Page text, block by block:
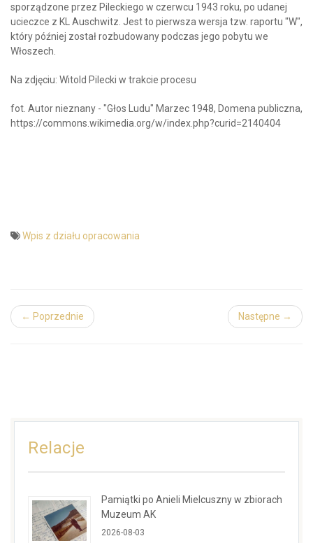
sporządzone przez Pileckiego w czerwcu 1943 roku, po udanej
ucieczce z KL Auschwitz. Jest to pierwsza wersja tzw. raportu "W",
który później został rozbudowany podczas jego pobytu we
Włoszech.
Na zdjęciu: Witold Pilecki w trakcie procesu
fot. Autor nieznany - "Głos Ludu" Marzec 1948, Domena publiczna,
https://commons.wikimedia.org/w/index.php?curid=2140404
Wpis z działu opracowania
← Poprzednie Następne →
Relacje
Pamiątki po Anieli Mielcuszny w zbiorach
Muzeum AK
2026-08-03